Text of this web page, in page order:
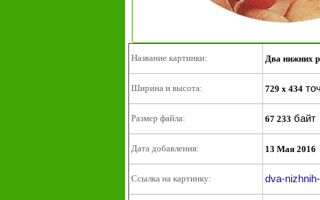
Название картинки: Два нижних
Ширина и высота: 729 x 434
Размер файла: 67 233 байт
Дата добавления: 13 Мая 2016
Ссылка на картинку: dva-